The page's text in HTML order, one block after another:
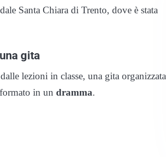
Santa Chiara di Trento, dove è stata
gita
lezioni in classe, una gita organizzata
in un dramma.